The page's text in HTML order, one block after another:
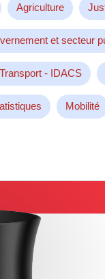
Agriculture
et secteur
Transport - IDACS
Mobilité